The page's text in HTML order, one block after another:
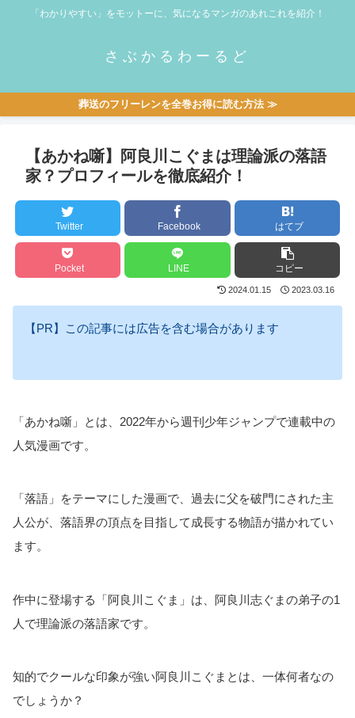
「わかりやすい」をモットーに、気になるマンガのあれこれを紹介！
さぶかるわーるど
葬送のフリーレンを全巻お得に読む方法 ≫
【あかね噺】阿良川こぐまは理論派の落語
家？プロフィールを徹底紹介！
Twitter Facebook はてブ
Pocket LINE コピー
2024.01.15 2023.03.16
【PR】この記事には広告を含む場合があります
「あかね噺」とは、2022年から週刊少年ジャンプで連載中の
人気漫画です。
「落語」をテーマにした漫画で、過去に父を破門にされた主
人公が、落語界の頂点を目指して成長する物語が描かれてい
ます。
作中に登場する「阿良川こぐま」は、阿良川志ぐまの弟子の1
人で理論派の落語家です。
知的でクールな印象が強い阿良川こぐまとは、一体何者なの
でしょうか？